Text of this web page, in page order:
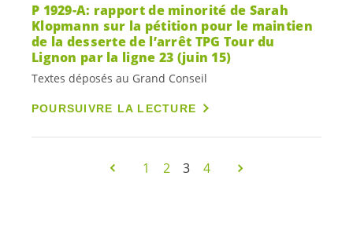
P 1929-A: rapport de minorité de Sarah
Klopmann sur la pétition pour le maintien
de la desserte de l’arrêt TPG Tour du
Lignon par la ligne 23 (juin 15)
Textes déposés au Grand Conseil
POURSUIVRE LA LECTURE
1 2 3 4